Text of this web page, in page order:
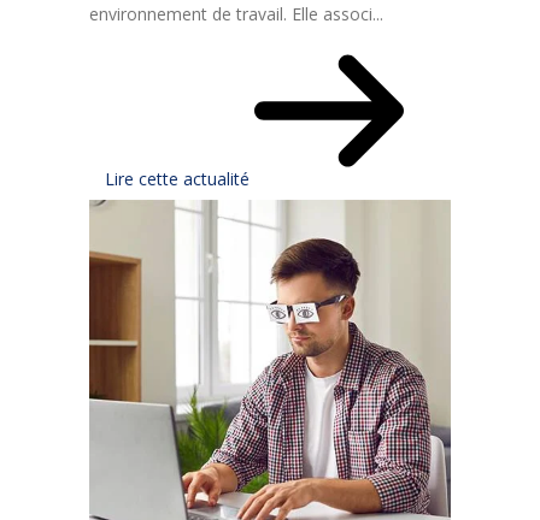
environnement de travail. Elle associ...
Lire cette actualité